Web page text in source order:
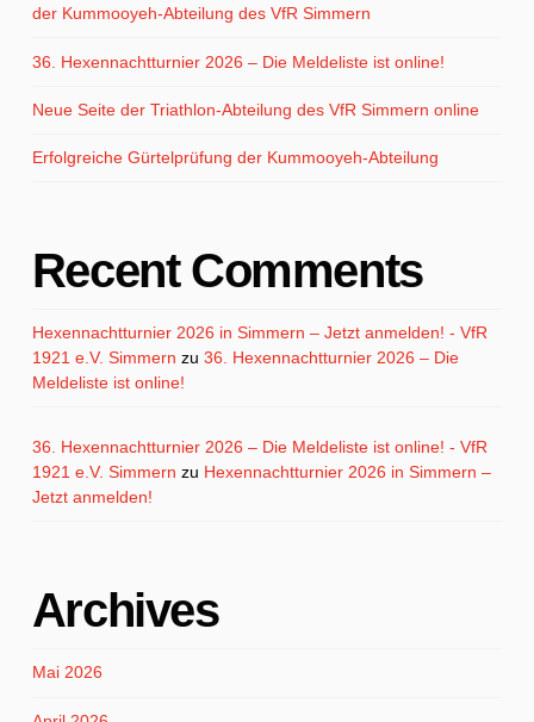
der Kummooyeh-Abteilung des VfR Simmern
36. Hexennachtturnier 2026 – Die Meldeliste ist online!
Neue Seite der Triathlon-Abteilung des VfR Simmern online
Erfolgreiche Gürtelprüfung der Kummooyeh-Abteilung
Recent Comments
Hexennachtturnier 2026 in Simmern – Jetzt anmelden! - VfR
1921 e.V. Simmern zu 36. Hexennachtturnier 2026 – Die
Meldeliste ist online!
36. Hexennachtturnier 2026 – Die Meldeliste ist online! - VfR
1921 e.V. Simmern zu Hexennachtturnier 2026 in Simmern –
Jetzt anmelden!
Archives
Mai 2026